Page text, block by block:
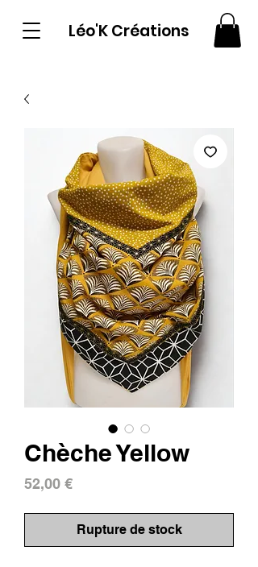
Léo'K Créations
Chèche Yellow
52,00 €Prix
Rupture de stock